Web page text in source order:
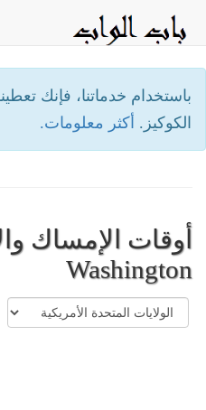
باستخدام خدماتنا، فإنك
الكوكيز. أكثر معلومات.
أوقات الإمساك
Washington